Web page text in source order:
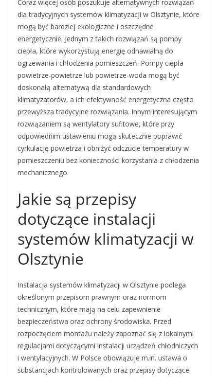
Coraz więcej osób poszukuje alternatywnych rozwiązań
dla tradycyjnych systemów klimatyzacji w Olsztynie, które
mogą być bardziej ekologiczne i oszczędne
energetycznie. Jednym z takich rozwiązań są pompy
ciepła, które wykorzystują energię odnawialną do
ogrzewania i chłodzenia pomieszczeń. Pompy ciepła
powietrze-powietrze lub powietrze-woda mogą być
doskonałą alternatywą dla standardowych
klimatyzatorów, a ich efektywność energetyczna często
przewyższa tradycyjne rozwiązania. Innym interesującym
rozwiązaniem są wentylatory sufitowe, które przy
odpowiednim ustawieniu mogą skutecznie poprawić
cyrkulację powietrza i obniżyć odczucie temperatury w
pomieszczeniu bez konieczności korzystania z chłodzenia
mechanicznego.
Jakie są przepisy
dotyczące instalacji
systemów klimatyzacji w
Olsztynie
Instalacja systemów klimatyzacji w Olsztynie podlega
określonym przepisom prawnym oraz normom
technicznym, które mają na celu zapewnienie
bezpieczeństwa oraz ochrony środowiska. Przed
rozpoczęciem montażu należy zapoznać się z lokalnymi
regulacjami dotyczącymi instalacji urządzeń chłodniczych
i wentylacyjnych. W Polsce obowiązuje m.in. ustawa o
substancjach kontrolowanych oraz przepisy dotyczące